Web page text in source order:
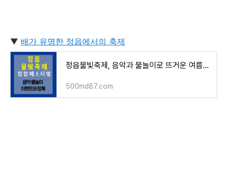
▼ 배가 유명한 정읍에서의 축제
정읍물빛축제, 음악과 물놀이로 뜨거운 여름을 날려버리세요
500md87.com